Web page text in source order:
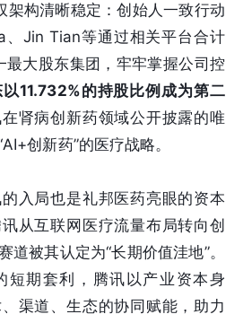
架构清晰稳定：创始人一致行动
、Jin Tian等通过相关平台合计
大股东集团，牢牢掌握公司控
11.732%的持股比例成为第二
肾病创新药领域公开披露的唯
创新药”的医疗战略。
入局也是礼邦医药亮眼的资本
从互联网医疗流量布局转向创
道被其认定为“长期价值洼地”。
短期套利，腾讯以产业资本身
渠道、生态的协同赋能，助力